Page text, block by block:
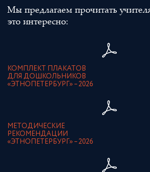
Мы предлагаем прочитать
это интересно:
КОМПЛЕКТ ПЛАКАТОВ
ДЛЯ ДОШКОЛЬНИКОВ
«ЭТНОПЕТЕРБУРГ» – 2026
МЕТОДИЧЕСКИЕ
РЕКОМЕНДАЦИИ
«ЭТНОПЕТЕРБУРГ» – 2026